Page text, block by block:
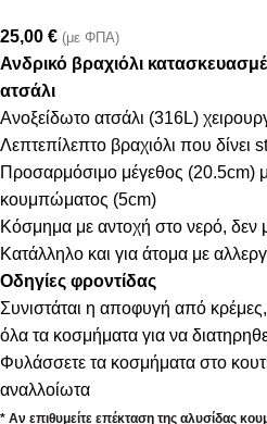
25,00 € (με ΦΠΑ)
Ανδρικό βραχιόλι
ατσάλι
Ανοξείδωτο ατσάλι (316L)
Λεπτεπίλεπτο βραχιόλι που δίνει
Προσαρμόσιμο μέγεθος (20.5cm)
κουμπώματος (5cm)
Κόσμημα με αντοχή στο νερό, δεν
Κατάλληλο και για άτομα με
Οδηγίες φροντίδας
Συνιστάται η αποφυγή από
όλα τα κοσμήματα για να
Φυλάσσετε τα κοσμήματα στο
αναλλοίωτα
* Αν επιθυμείτε επέκταση της αλυσίδας